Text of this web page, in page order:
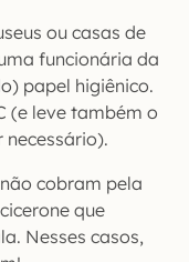
ou casas de
funcionária da
papel higiênico.
(e leve também o
cobram pela
que
Nesses casos,